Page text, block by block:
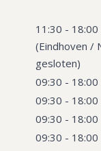
11:30 - 18:00
(Eindhoven /
gesloten)
09:30 - 18:00
09:30 - 18:00
09:30 - 18:00
09:30 - 18:00